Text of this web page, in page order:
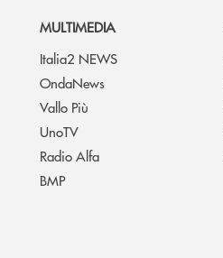
MULTIMEDIA
Italia2 NEWS
OndaNews
Vallo Più
UnoTV
Radio Alfa
BMP